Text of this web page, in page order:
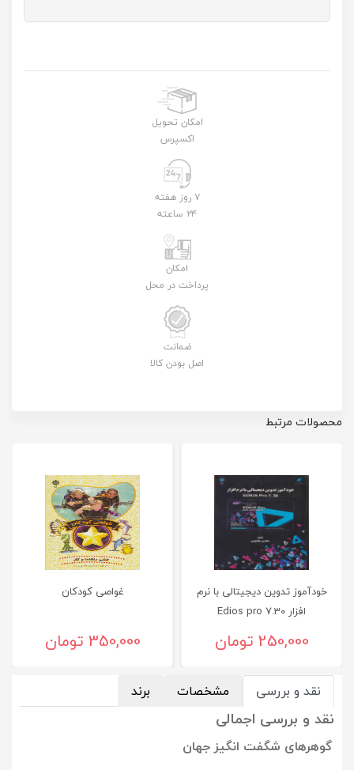
امکان تحویل
اکسپرس
۷ روز هفته
۲۴ ساعته
امکان
پرداخت در محل
ضمانت
اصل بودن کالا
محصولات مرتبط
خودآموز تدوین دیجیتالی با نرم
افزار Edios pro 7.30
250,000 تومان
غواصی كودكان
350,000 تومان
نقد و بررسی مشخصات برند
نقد و بررسی اجمالی
گوهرهای شگفت انگیز جهان